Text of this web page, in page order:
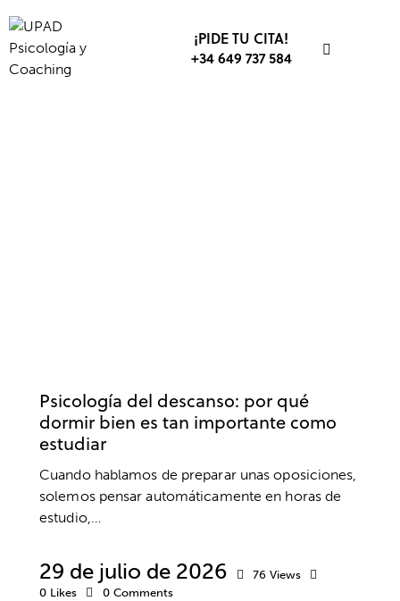
¡PIDE TU CITA!
+34 649 737 584
Psicología del descanso: por qué
dormir bien es tan importante como
estudiar
Cuando hablamos de preparar unas oposiciones,
solemos pensar automáticamente en horas de
estudio,…
29 de julio de 2026 76 Views
0 Likes 0 Comments